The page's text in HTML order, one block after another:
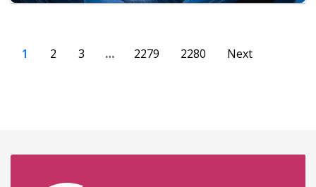
1 2 3 … 2279 2280 Next